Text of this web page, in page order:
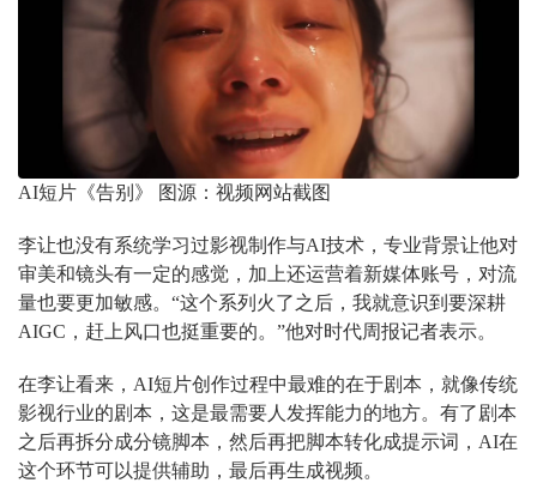
AI短片《告别》 图源：视频网站截图
李让也没有系统学习过影视制作与AI技术，专业背景让他对
审美和镜头有一定的感觉，加上还运营着新媒体账号，对流
量也要更加敏感。“这个系列火了之后，我就意识到要深耕
AIGC，赶上风口也挺重要的。”他对时代周报记者表示。
在李让看来，AI短片创作过程中最难的在于剧本，就像传统
影视行业的剧本，这是最需要人发挥能力的地方。有了剧本
之后再拆分成分镜脚本，然后再把脚本转化成提示词，AI在
这个环节可以提供辅助，最后再生成视频。